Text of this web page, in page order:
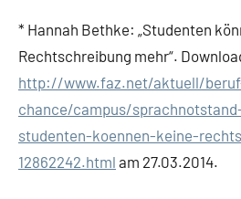
* Hannah Bethke: „Studenten
Rechtschreibung mehr“.
http://www.faz.net/aktuell/
chance/campus/
studenten-koennen-keine-
12862242.html am 27.03.2014.